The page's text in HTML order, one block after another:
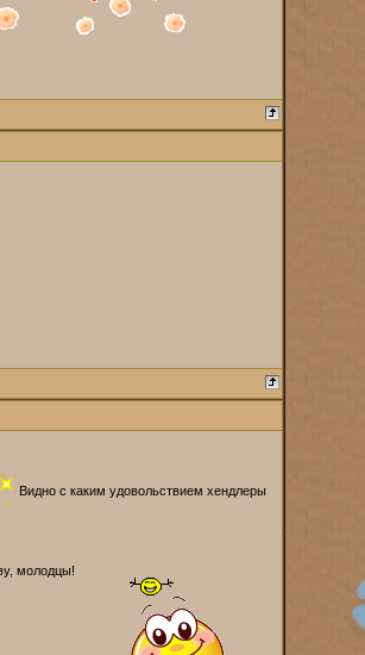
Видно с каким удовольствием хендлеры
молодцы!